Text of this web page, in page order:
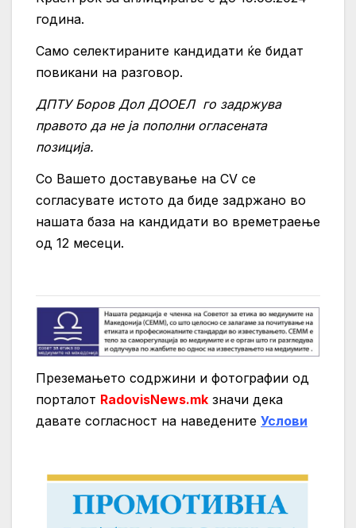
година.
Само селектираните кандидати ќе бидат
повикани на разговор.
ДПТУ Боров Дол ДООЕЛ го задржува
правото да не ја пополни огласената
позиција.
Со Вашето доставување на CV се
согласувате истото да биде задржано во
нашата база на кандидати во времетраење
од 12 месеци.
Преземањето содржини и фотографии од
порталот RadovisNews.mk значи дека
давате согласност на нaведените Услови